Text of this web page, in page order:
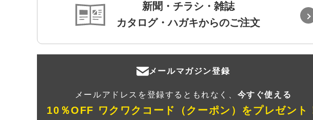
新聞・チラシ・雑誌
カタログ・ハガキからのご注文
メールマガジン登録
メールアドレスを登録するともれなく、 今すぐ使える
10％OFF ワクワクコード（クーポン） をプレゼント